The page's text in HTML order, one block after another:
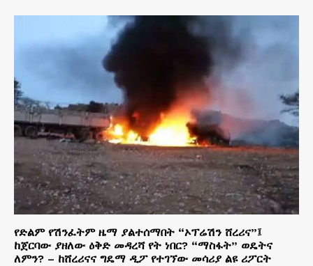
የድልም የሽንፈትም ዜማ ያልተሰማበት “ኦፕሬሽን ሸረሪና”፤
ከጀርባው ያዘለው ዕቅድ መዳረሻ የት ነበር? “ማስፋት” ወዴትና
ለምን? – ከሸረሪናና ግዴማ ዲፖ የተገኘው መሳሪያ ልዩ ሪፖርት